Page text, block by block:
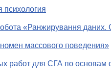
психология
«Ранжирування даних.
массового поведения»
работ для СГА по основам